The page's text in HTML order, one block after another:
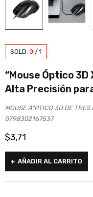
SOLD: 0 / 1
“Mouse Óptico 3D
Alta Precisión
MOUSE Ã“PTICO 3D DE
0798302167537
$3,71
AÑADIR AL CARRITO